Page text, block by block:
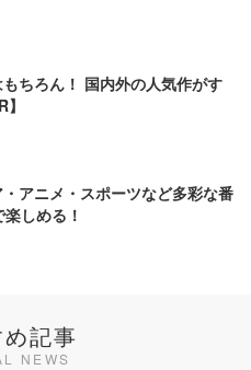
ちろん！ 国内外の人気作がす
アニメ・スポーツなど多彩な番
しめる！
記事
NEWS